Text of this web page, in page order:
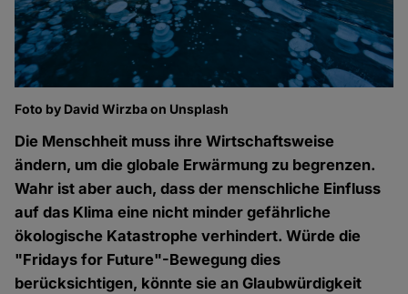
Foto by David Wirzba on Unsplash
Die Menschheit muss ihre Wirtschaftsweise
ändern, um die globale Erwärmung zu begrenzen.
Wahr ist aber auch, dass der menschliche Einfluss
auf das Klima eine nicht minder gefährliche
ökologische Katastrophe verhindert. Würde die
"Fridays for Future"-Bewegung dies
berücksichtigen, könnte sie an Glaubwürdigkeit